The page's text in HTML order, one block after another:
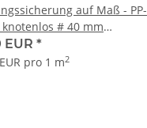
auf Maß - PP-
knotenlos # 40 mm
Ø 4 mm
EUR *
pro 1 m2